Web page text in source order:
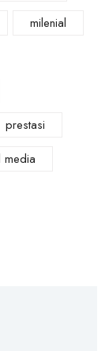
milenial
prestasi
media